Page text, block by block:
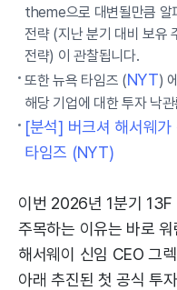
theme으로 대변될만큼 알
전략 (지난 분기 대비 보유
전략) 이 관찰됩니다.
또한 뉴욕 타임즈 (NYT)
해당 기업에 대한 투자 낙
[분석] 버크셔 해서웨
타임즈 (NYT)
이번 2026년 1분기 13F
주목하는 이유는 바로
해서웨이 신임 CEO 그
아래 추진된 첫 공식 투